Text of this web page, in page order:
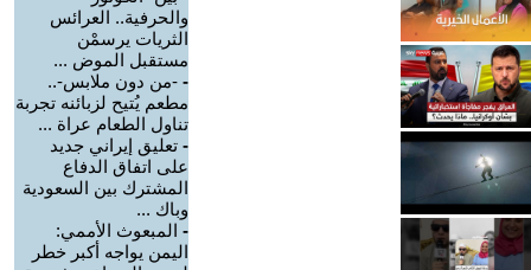
والحرفية.. العرائس
الثريات يرسمْن
مستقبل الموض ...
- -من دون ملابس-..
مطعم يُتيح لزبائنه تجربة
تناول الطعام عراة ...
- تعليق إيراني جديد
على اتفاق الدفاع
المشترك بين السعودية
وباك ...
- المبعوث الأممي:
اليمن يواجه أكبر خطر